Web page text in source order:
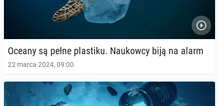
Oceany są pełne pla­sti­ku. Na­ukow­cy biją na alarm
22 marca 2024, 09:00